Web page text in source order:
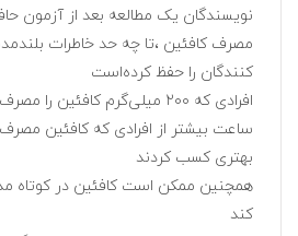
نویسندگان یک مطالعه بعد از آزمون
مصرف کافئین ،تا چه حد خاطرات
کنندگان را حفظ کرده‌است
ساعت بیشتر از افرادی که کافئین مصرف
بهتری کسب کردند
همچنین ممکن است کافئین در کوتاه
کند